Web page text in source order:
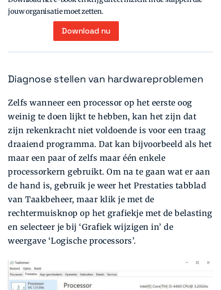
jouw organisatie moet zetten.
Download nu
Diagnose stellen van hardwareproblemen
Zelfs wanneer een processor op het eerste oog
weinig te doen lijkt te hebben, kan het zijn dat
zijn rekenkracht niet voldoende is voor een traag
draaiend programma. Dat kan bijvoorbeeld als het
maar een paar of zelfs maar één enkele
processorkern gebruikt. Om na te gaan wat er aan
de hand is, gebruik je weer het Prestaties tabblad
van Taakbeheer, maar klik je met de
rechtermuisknop op het grafiekje met de belasting
en selecteer je bij ‘Grafiek wijzigen in’ de
weergave ‘Logische processors’.